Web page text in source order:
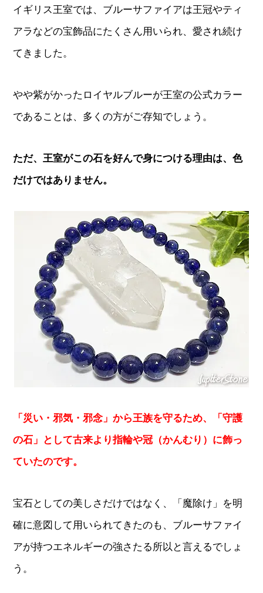
イギリス王室では、ブルーサファイアは王冠やティ
アラなどの宝飾品にたくさん用いられ、愛され続け
てきました。
やや紫がかったロイヤルブルーが王室の公式カラー
であることは、多くの方がご存知でしょう。
ただ、王室がこの石を好んで身につける理由は、色
だけではありません。
「災い・邪気・邪念」から王族を守るため、「守護
の石」として古来より指輪や冠（かんむり）に飾っ
ていたのです。
宝石としての美しさだけではなく、「魔除け」を明
確に意図して用いられてきたのも、ブルーサファイ
アが持つエネルギーの強さたる所以と言えるでしょ
う。